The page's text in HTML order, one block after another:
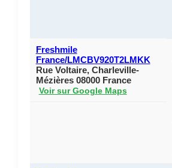
Freshmile
France/LMCBV920T2LMKK
Rue Voltaire, Charleville-
Mézières 08000 France
Voir sur Google Maps